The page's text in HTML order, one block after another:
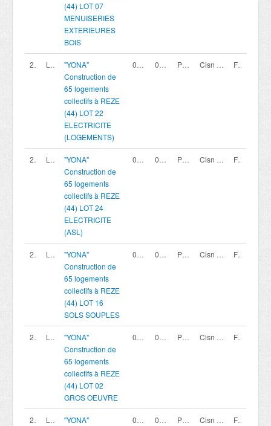
(44) LOT 07
MENUISERIES
EXTERIEURES
BOIS
200419811 LOT 22
"YONA"
Construction de
65 logements
collectifs à REZE
(44) LOT 22
ELECTRICITE
(LOGEMENTS)
02/08/2026 02/10/2026 12:00 Procédure avec négociation - Appel à candidature Cisn coopérative France
200419813 LOT 24
"YONA"
Construction de
65 logements
collectifs à REZE
(44) LOT 24
ELECTRICITE
(ASL)
02/08/2026 02/10/2026 12:00 Procédure avec négociation - Appel à candidature Cisn coopérative France
200419804 LOT 16
"YONA"
Construction de
65 logements
collectifs à REZE
(44) LOT 16
SOLS SOUPLES
02/08/2026 02/10/2026 12:00 Procédure avec négociation - Appel à candidature Cisn coopérative France
200419790 LOT 02
"YONA"
Construction de
65 logements
collectifs à REZE
(44) LOT 02
GROS OEUVRE
02/08/2026 02/10/2026 12:00 Procédure avec négociation - Appel à candidature Cisn coopérative France
200419792 LOT 04
"YONA"
02/08/2026 02/10/2026 12:00 Procédure avec négociation - Appel à candidature Cisn coopérative France